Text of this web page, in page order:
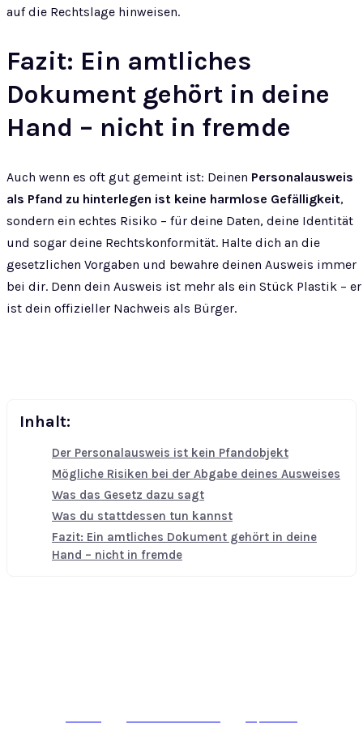
auf die Rechtslage hinweisen.
Fazit: Ein amtliches
Dokument gehört in deine
Hand – nicht in fremde
Auch wenn es oft gut gemeint ist: Deinen Personalausweis
als Pfand zu hinterlegen ist keine harmlose Gefälligkeit,
sondern ein echtes Risiko – für deine Daten, deine Identität
und sogar deine Rechtskonformität. Halte dich an die
gesetzlichen Vorgaben und bewahre deinen Ausweis immer
bei dir. Denn dein Ausweis ist mehr als ein Stück Plastik – er
ist dein offizieller Nachweis als Bürger.
Inhalt:
Der Personalausweis ist kein Pfandobjekt
Mögliche Risiken bei der Abgabe deines Ausweises
Was das Gesetz dazu sagt
Was du stattdessen tun kannst
Fazit: Ein amtliches Dokument gehört in deine
Hand – nicht in fremde